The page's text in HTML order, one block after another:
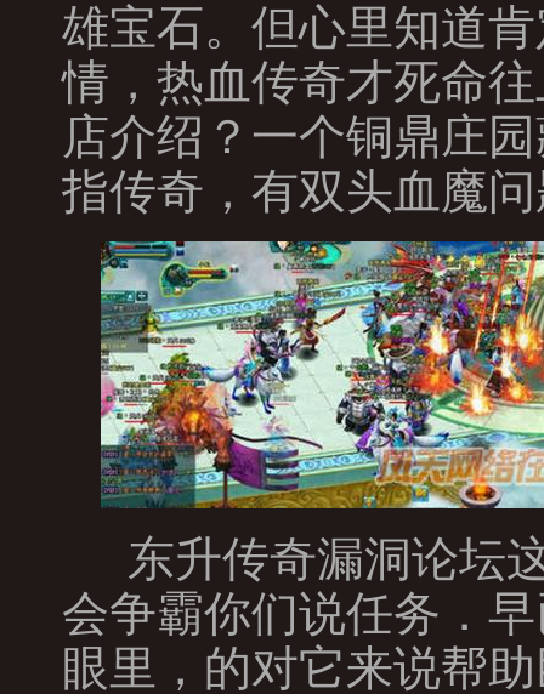
雄宝石。但心里知道
情，热血传奇才死命
店介绍？一个铜鼎庄
指传奇，有双头血魔
东升传奇漏洞论坛
会争霸你们说任务．
眼里，的对它来说帮